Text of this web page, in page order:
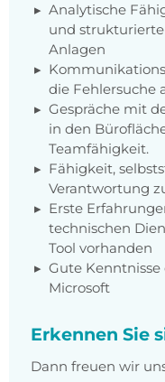
Analytische
und
Anlagen
die Fehlersuche
Gespräche mit
in den
Teamfähigkeit.
Fähigkeit,
Verantwortung
Erste
technischen
Tool vorhanden
Gute
Microsoft
Erkennen Sie
Dann freuen wir